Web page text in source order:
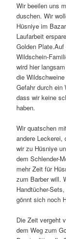
Wir beeilen uns
duschen. Wir
Hüsniye im
Laufarbeit
Golden
Wildschein-
wird hier
die
Gefahr durch ein
dass wir keine
haben.
Wir quatschen
andere Leckerei,
wir zu Hüsniye
dem Schlender-
mehr Zeit für
zum Barber will.
Handtücher-
gönnt sich noch
Die Zeit vergeht
dem Weg zum